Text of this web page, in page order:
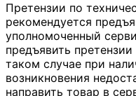
Претензии по
рекомендуется
уполномоченный
предъявить
таком случае при
возникновения
направить товар в